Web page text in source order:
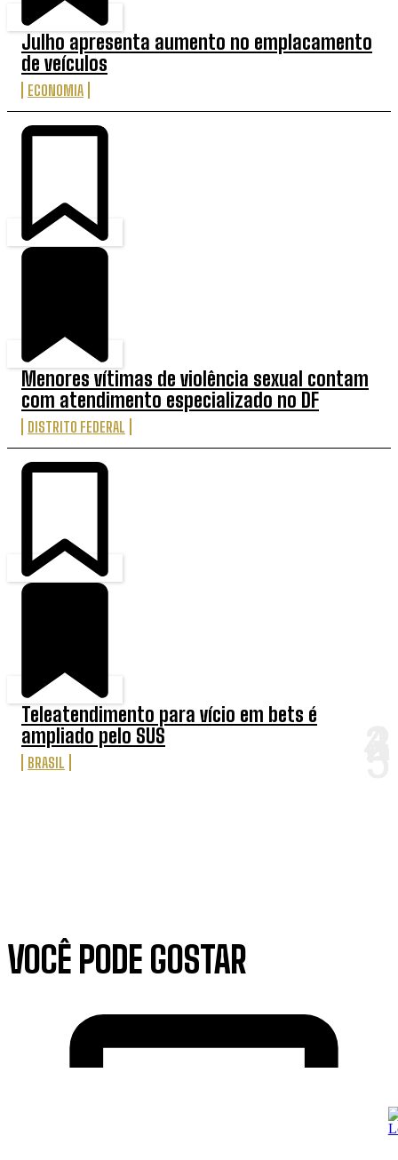
Julho apresenta aumento no emplacamento
de veículos
ECONOMIA
Menores vítimas de violência sexual contam
com atendimento especializado no DF
DISTRITO FEDERAL
Teleatendimento para vício em bets é
ampliado pelo SUS
BRASIL
VOCÊ PODE GOSTAR